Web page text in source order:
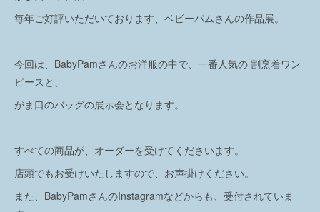
毎年ご好評いただいております、ベビーパムさんの作品展。
今回は、BabyPamさんのお洋服の中で、一番人気の 割烹着ワン
ピースと、
がま口のバッグの展示会となります。
すべての商品が、オーダーを受けてくださいます。
店頭でもお受けいたしますので、お声掛けください。
また、BabyPamさんのInstagramなどからも、受付されていま